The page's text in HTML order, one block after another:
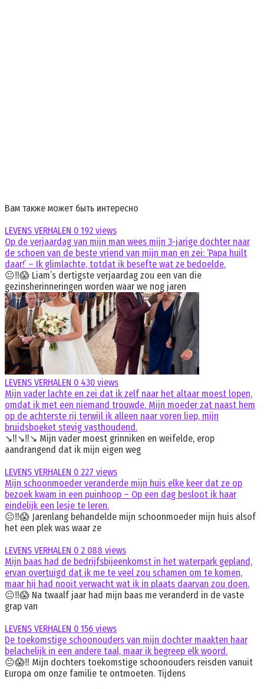
Вам также может быть интересно
LEVENS VERHALEN 0 192 views
Op de verjaardag van mijn man wees mijn 3-jarige dochter naar
de schoen van de beste vriend van mijn man en zei: ‘Papa huilt
daar!’ – Ik glimlachte, totdat ik besefte wat ze bedoelde.
😐‼️😱 Liam’s dertigste verjaardag zou een van die
gezinsherinneringen worden waar we nog jaren
LEVENS VERHALEN 0 430 views
Mijn vader lachte en zei dat ik zelf naar het altaar moest lopen,
omdat ik met een niemand trouwde. Mijn moeder zat naast hem
op de achterste rij terwijl ik alleen naar voren liep, mijn
bruidsboeket stevig vasthoudend.
↘️‼️↘️‼️↘️ Mijn vader moest grinniken en weifelde, erop
aandrangend dat ik mijn eigen weg
LEVENS VERHALEN 0 227 views
Mijn schoonmoeder veranderde mijn huis elke keer dat ze op
bezoek kwam in een puinhoop – Op een dag besloot ik haar
eindelijk een lesje te leren.
😐‼️😱 Jarenlang behandelde mijn schoonmoeder mijn huis alsof
het een plek was waar ze
LEVENS VERHALEN 0 2 088 views
Mijn baas had de bedrijfsbijeenkomst in het waterpark gepland,
ervan overtuigd dat ik me te veel zou schamen om te komen,
maar hij had nooit verwacht wat ik in plaats daarvan zou doen.
😐‼️😱 Na twaalf jaar had mijn baas me veranderd in de vaste
grap van
LEVENS VERHALEN 0 156 views
De toekomstige schoonouders van mijn dochter maakten haar
belachelijk in een andere taal, maar ik begreep elk woord.
😐😱‼️ Mijn dochters toekomstige schoonouders reisden vanuit
Europa om onze familie te ontmoeten. Tijdens